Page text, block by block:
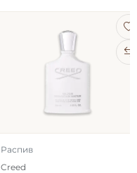
Распив
Creed